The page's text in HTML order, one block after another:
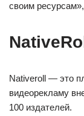
своим
Nativeroll — это
видеорекламу
100 издателей.